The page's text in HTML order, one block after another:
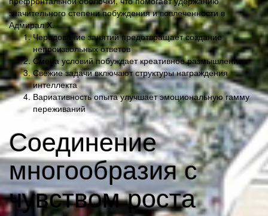
значительного степени побуждения и вовлеченности в
Адмирал Х.
Чередование занятий предотвращает создание
непроизвольных ответов
Смена условий побуждает креативное размышление
Свежие задачи включают структуры награждения
интеллекта
Вариативность опыта улучшает эмоциональную гамму
переживаний
Соединение
многообразия с
чувством роста